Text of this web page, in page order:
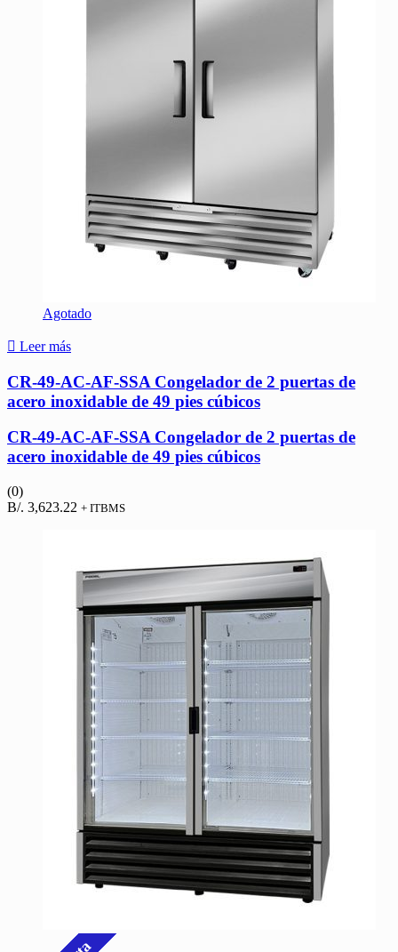
Agotado
Leer más
CR-49-AC-AF-SSA Congelador de 2 puertas de
acero inoxidable de 49 pies cúbicos
CR-49-AC-AF-SSA Congelador de 2 puertas de
acero inoxidable de 49 pies cúbicos
(0)
B/. 3,623.22 + ITBMS